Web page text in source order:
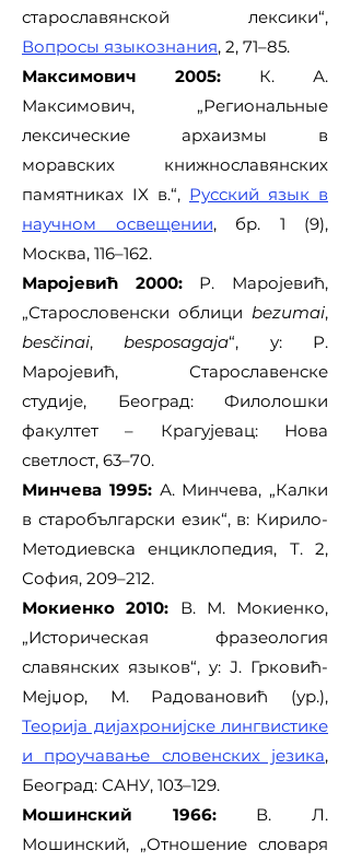
старославянской лексики“,
Вопросы языкознания, 2, 71–85.
Максимович 2005: К. А.
Максимович, „Региональные
лексические архаизмы в
моравских книжнославянских
памятниках IX в.“, Русский язык в
научном освещении, бр. 1 (9),
Москва, 116–162.
Маројевић 2000:Р. Маројевић,
„Старословенски облици bezumai,
besčinai,besposagaja“, у: Р.
Маројевић, Старославенске
студије, Београд: Филолошки
факултет – Крагујевац: Нова
светлост, 63–70.
Минчева 1995:А. Минчева, „Калки
в старобългарски език“, в: Кирило-
Методиевска енциклопедия, Т. 2,
София, 209–212.
Мокиенко 2010: В. М. Мокиенко,
„Историческая фразеология
славянских языков“, у: Ј. Грковић-
Мејџор, М. Радовановић (ур.),
Теорија дијахронијске лингвистике
и проучавање словенских језика,
Београд: САНУ, 103–129.
Мошинский 1966:В. Л.
Мошинский, „Отношение словаря